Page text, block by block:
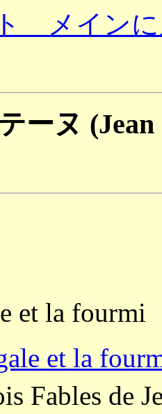
メイン
ーヌ (Jean
et la fourmi
et la
Fables de